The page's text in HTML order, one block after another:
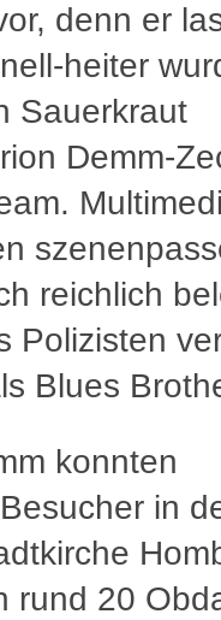
denn er
heiter
Sauerkraut
Demm-
reichlich
Polizisten
Blues
konnten
in
rund 20